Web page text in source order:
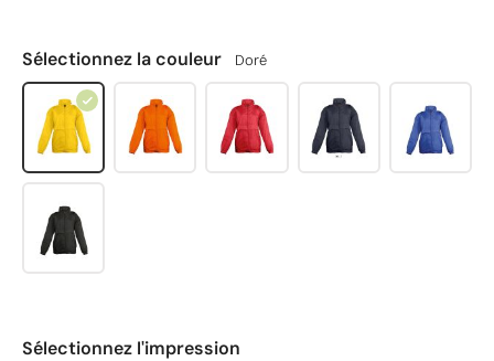
Sélectionnez la couleur Doré
Sélectionnez l'impression